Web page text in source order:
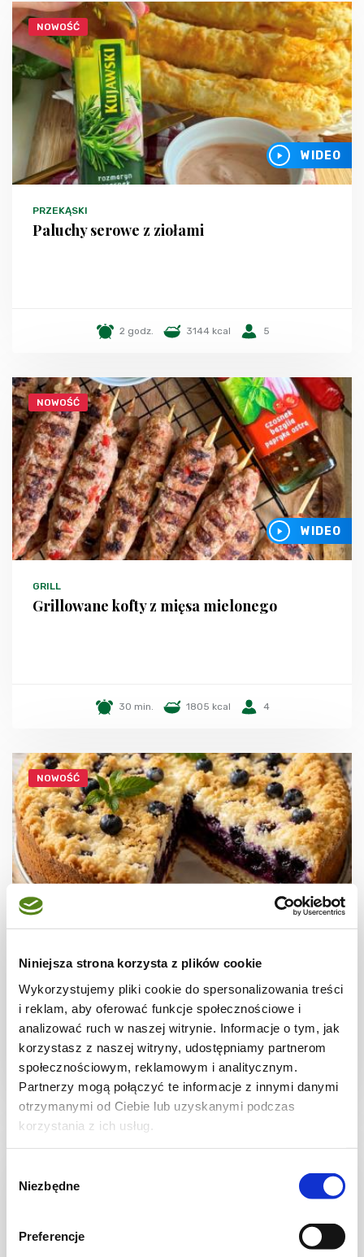
Niniejsza strona korzysta z plików cookie
Wykorzystujemy pliki cookie do spersonalizowania treści
i reklam, aby oferować funkcje społecznościowe i
analizować ruch w naszej witrynie. Informacje o tym, jak
korzystasz z naszej witryny, udostępniamy partnerom
społecznościowym, reklamowym i analitycznym.
Partnerzy mogą połączyć te informacje z innymi danymi
otrzymanymi od Ciebie lub uzyskanymi podczas
korzystania z ich usług.
zgody
Niezbędne
Preferencje
NOWOŚĆ
WIDEO
PRZEKĄSKI
Paluchy serowe z ziołami
2 godz. 3144 kcal 5
NOWOŚĆ
WIDEO
GRILL
Grillowane kofty z mięsa mielonego
30 min. 1805 kcal 4
NOWOŚĆ
CIASTA I TORTY
Ciasto kruche z jagodami
2 godz. 3628 kcal 12